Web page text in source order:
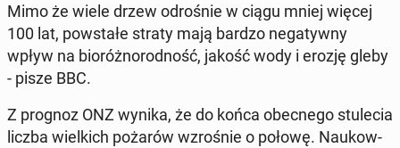
Mimo że wiele drzew od­ro­śnie w ciągu mniej więcej
100 lat, po­wsta­łe straty mają bardzo ne­ga­tyw­ny
wpływ na bio­róż­no­rod­ność, jakość wody i erozję gleby
- pisze BBC.
Z prognoz ONZ wynika, że do końca obec­ne­go stu­le­cia
liczba wiel­kich pożarów wzro­śnie o połowę. Na­ukow­